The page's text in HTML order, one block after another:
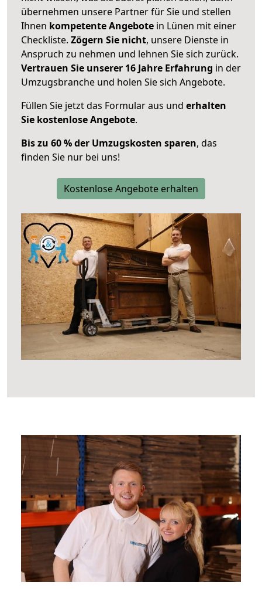
übernehmen unsere Partner für Sie und stellen
Ihnen kompetente Angebote in Lünen mit einer
Checkliste. Zögern Sie nicht, unsere Dienste in
Anspruch zu nehmen und lehnen Sie sich zurück.
Vertrauen Sie unserer 16 Jahre Erfahrung in der
Umzugsbranche und holen Sie sich Angebote.
Füllen Sie jetzt das Formular aus und erhalten
Sie kostenlose Angebote.
Bis zu 60 % der Umzugskosten sparen, das
finden Sie nur bei uns!
Kostenlose Angebote erhalten